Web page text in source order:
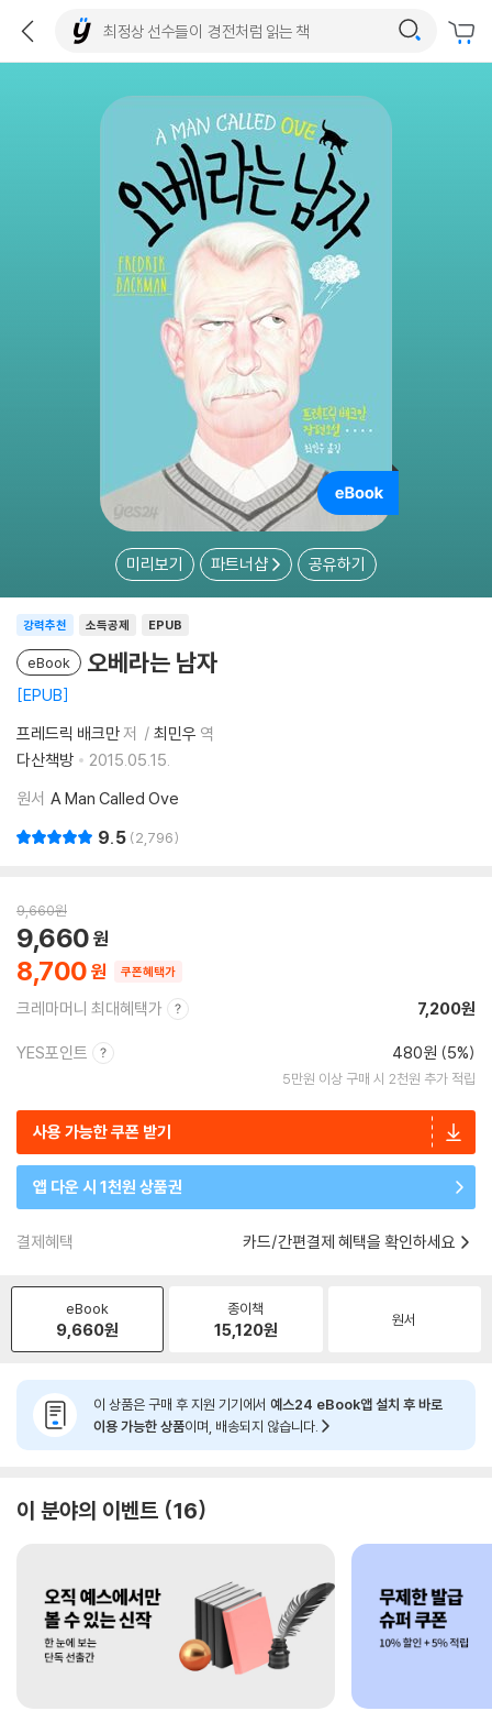
미리보기 파트너샵 공유하기
소득공제
강력추천 EPUB
eBook 오베라는 남자
EPUB
프레드릭 배크만저 최민우 역
다산책방
2015.05.15.
원서 A Man Called Ove
9.5 2,796
9,660원
8,700
9,660
쿠폰혜택가
크레마머니 최대혜택가 7,200원
YES포인트 480원 (5%)
5만원 이상 구매 시 2천원 추가 적립
사용 가능한 쿠폰 받기
앱 다운 시 1천원 상품권
결제혜택 카드/간편결제 혜택을 확인하세요
eBook
9,660원
종이책
15,120원 원서
이 상품은 구매 후 지원 기기에서 예스24 eBook앱 설치 후 바로
이용 가능한 상품이며, 배송되지 않습니다.
이 분야의 이벤트 16